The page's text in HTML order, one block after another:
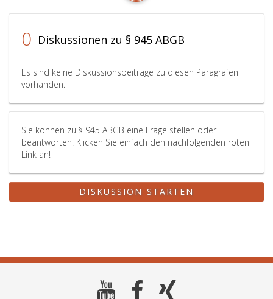
0 Diskussionen zu § 945 ABGB
Es sind keine Diskussionsbeiträge zu diesen Paragrafen
vorhanden.
Sie können zu § 945 ABGB eine Frage stellen oder
beantworten. Klicken Sie einfach den nachfolgenden roten
Link an!
DISKUSSION STARTEN